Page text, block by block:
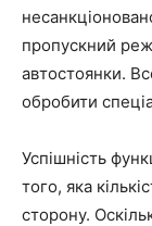
пропускний
автостоянки.
обробити
Успішність
того, яка
сторону.